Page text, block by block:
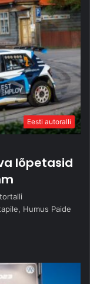
Eesti autoralli
lõpetasid
Humus Paide